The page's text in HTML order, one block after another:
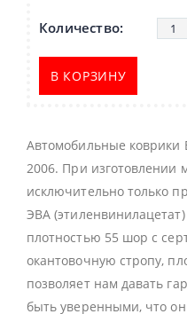
В КОРЗИНУ
Автомобильные коврики
2006. При изготовлении
исключительно только
ЭВА
плотностью 55 шор с
окантовочную стропу,
позволяет нам давать
быть уверенными, что